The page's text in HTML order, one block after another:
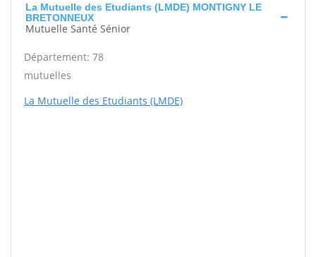
La Mutuelle des Etudiants (LMDE) MONTIGNY LE
BRETONNEUX
Mutuelle Santé Sénior
Département: 78
mutuelles
La Mutuelle des Etudiants (LMDE)